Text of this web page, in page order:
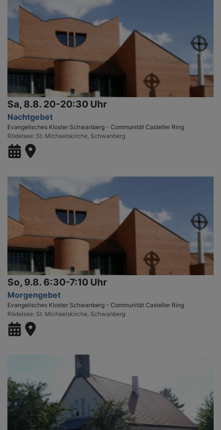
Sa, 8.8. 20-20:30 Uhr
Nachtgebet
Evangelisches Kloster Schwanberg - Communität Casteller Ring
Rödelsee St. Michaelskirche, Schwanberg
So, 9.8. 6:30-7:10 Uhr
Morgengebet
Evangelisches Kloster Schwanberg - Communität Casteller Ring
Rödelsee St. Michaelskirche, Schwanberg